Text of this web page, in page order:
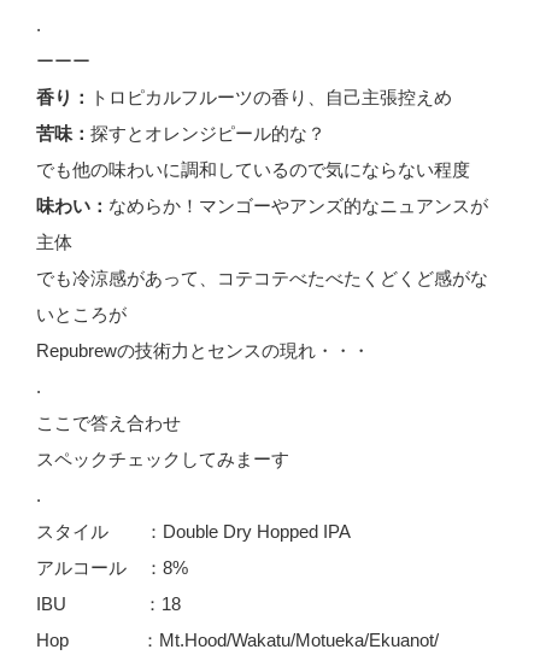
.
ーーー
香り：
トロピカルフルーツの香り、自己主張控えめ
苦味： 探すとオレンジピール的な？
でも他の味わいに調和しているので気にならない程度
味わい： なめらか！マンゴーやアンズ的なニュアンスが
主体
でも冷涼感があって、コテコテべたべたくどくど感がな
いところが
Repubrewの技術力とセンスの現れ・・・
.
ここで答え合わせ
スペックチェックしてみまーす
.
スタイル ：Double Dry Hopped IPA
アルコール ：8%
IBU ：18
Hop ：Mt.Hood/Wakatu/Motueka/Ekuanot/